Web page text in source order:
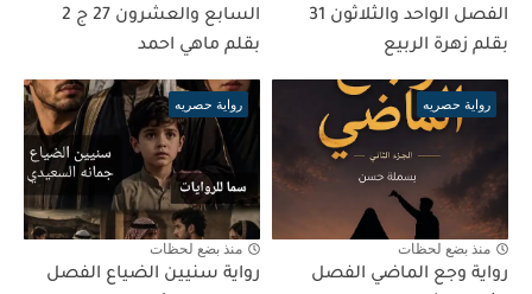
الفصل الواحد والثلاثون 31
بقلم زهرة الربيع
السابع والعشرون 27 ج 2
بقلم ماهي احمد
رواية حصريه
منذ بضع لحظات
رواية وجع الماضي الفصل
رواية حصريه
منذ بضع لحظات
رواية سنيين الضياع الفصل